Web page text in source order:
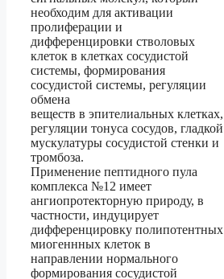
необходим для активации
пролиферации и
дифференцировки стволовых
клеток в клетках сосудистой
системы, формирования
сосудистой системы, регуляции
обмена
веществ в эпителиальных клетках,
регуляции тонуса сосудов, гладкой
мускулатуры сосудистой стенки и
тромбоза.
Применение пептидного пула
комплекса №12 имеет
ангиопротекторную природу, в
частности, индуцирует
дифференцировку полипотентных
миогеннных клеток в
направлении нормального
формирования сосудистой